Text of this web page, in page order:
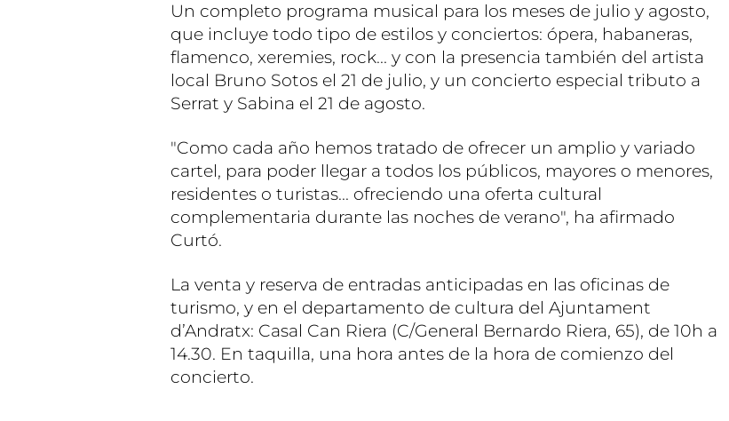
Un completo programa musical para los meses de julio y agosto,
que incluye todo tipo de estilos y conciertos: ópera, habaneras,
flamenco, xeremies, rock... y con la presencia también del artista
local Bruno Sotos el 21 de julio, y un concierto especial tributo a
Serrat y Sabina el 21 de agosto.
"Como cada año hemos tratado de ofrecer un amplio y variado
cartel, para poder llegar a todos los públicos, mayores o menores,
residentes o turistas... ofreciendo una oferta cultural
complementaria durante las noches de verano", ha afirmado
Curtó.
La venta y reserva de entradas anticipadas en las oficinas de
turismo, y en el departamento de cultura del Ajuntament
d’Andratx: Casal Can Riera (C/General Bernardo Riera, 65), de 10h a
14.30. En taquilla, una hora antes de la hora de comienzo del
concierto.